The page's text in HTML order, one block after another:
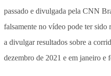
passado e divulgada pela CNN
falsamente no vídeo pode ter
a divulgar resultados sobre a
dezembro de 2021 e em janeiro e